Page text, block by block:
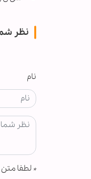
نظر
نام
* لطفا متن